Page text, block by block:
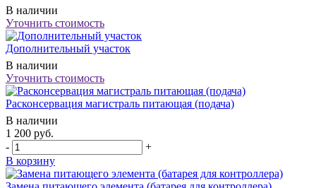
В наличии
Уточнить стоимость
Дополнительный участок
В наличии
Уточнить стоимость
Расконсервация магистраль питающая (подача)
В наличии
1 200 руб.
-
+
В корзину